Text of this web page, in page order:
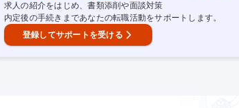
求人の紹介をはじめ、書類添削や面談対策
内定後の手続きまであなたの転職活動をサポートします。
登録してサポートを受ける